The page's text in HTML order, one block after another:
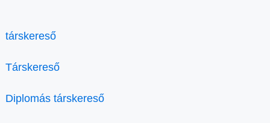
társkereső
Társkereső
Diplomás társkereső